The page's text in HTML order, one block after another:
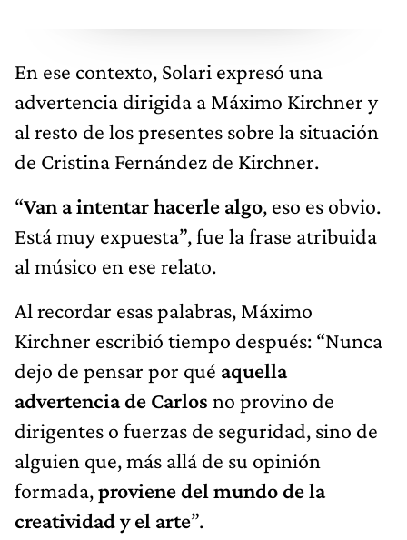
En ese contexto, Solari expresó una
advertencia dirigida a Máximo Kirchner y
al resto de los presentes sobre la situación
de Cristina Fernández de Kirchner.
“Van a intentar hacerle algo, eso es obvio.
Está muy expuesta”, fue la frase atribuida
al músico en ese relato.
Al recordar esas palabras, Máximo
Kirchner escribió tiempo después: “Nunca
dejo de pensar por qué aquella
advertencia de Carlos no provino de
dirigentes o fuerzas de seguridad, sino de
alguien que, más allá de su opinión
formada,proviene del mundo de la
creatividad y el arte”.